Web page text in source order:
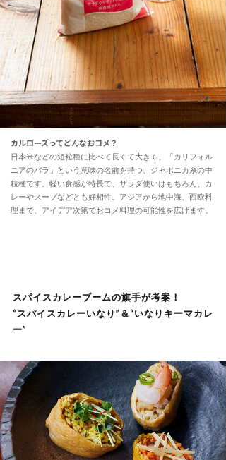
カルローズってどんなおコメ？
日本米などの短粒種に比べて長くて大きく、「カリフォル
ニアのバラ」という意味の名前を持つ、ジャポニカ系の中
粒種です。軽い食感が特長で、サラダ使いはもちろん、カ
レーやスープなどとも好相性。アジアから地中海、西欧料
理まで、アイデア次第でおコメ料理の可能性を広げます。
スパイスカレーブームの旗手が考案！
“スパイスカレーいなり”＆“いなりキーマカレ
ー”